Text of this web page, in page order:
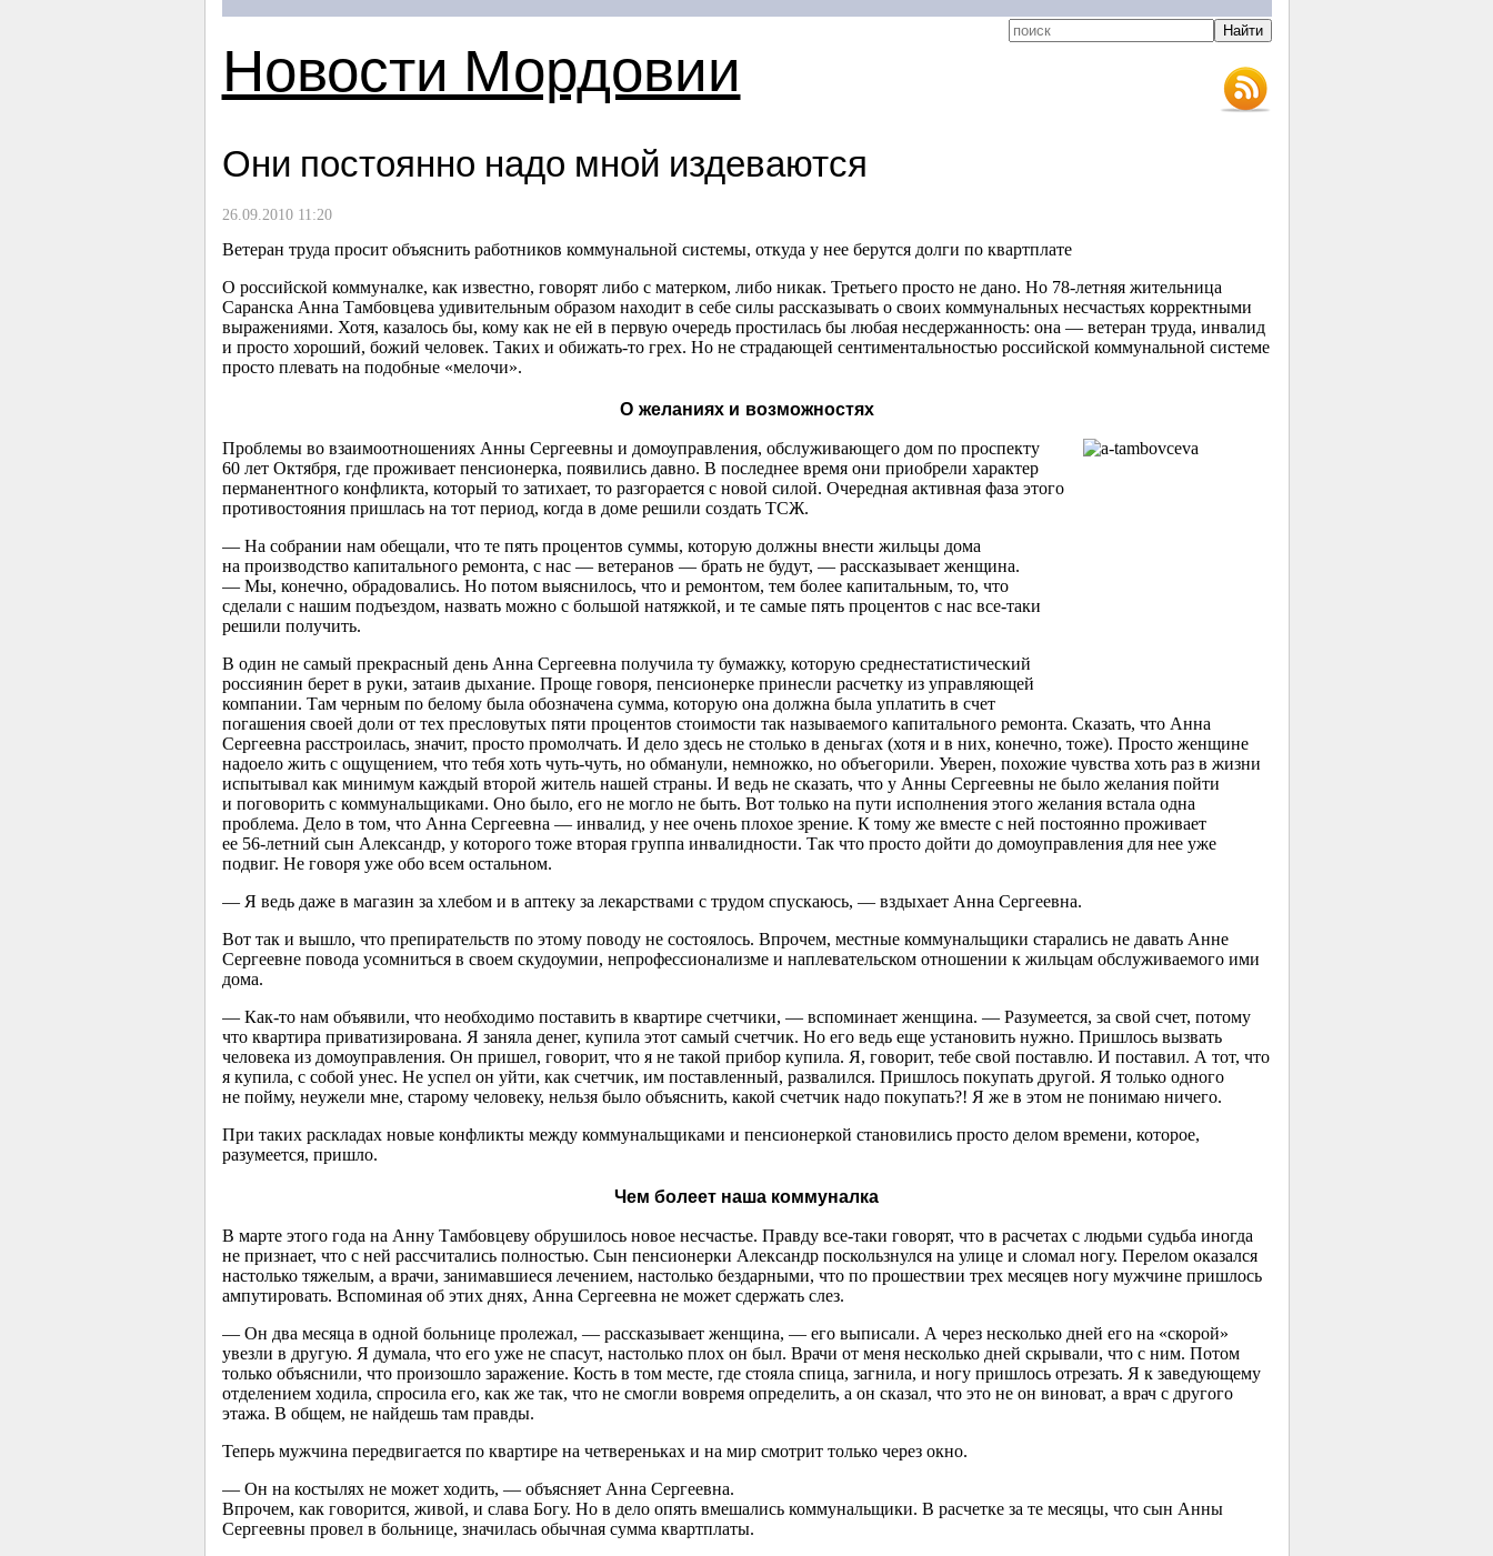
Новости Мордовии
Они постоянно надо мной издеваются
26.09.2010 11:20
Ветеран труда просит объяснить работников коммунальной системы, откуда у нее берутся долги по квартплате
О российской коммуналке, как известно, говорят либо с матерком, либо никак. Третьего просто не дано. Но 78-летняяжительница
Саранска Анна Тамбовцева удивительным образом находит в себе силы рассказывать о своих коммунальных несчастьях корректными
выражениями. Хотя, казалось бы, кому как не ей в первую очередь простилась бы любая несдержанность: она — ветеран труда, инвалид
и просто хороший, божий человек. Таких и обижать-то грех. Но не страдающей сентиментальностью российской коммунальной системе
просто плевать на подобные «мелочи».
О желаниях и возможностях
Проблемы во взаимоотношениях Анны Сергеевны и домоуправления, обслуживающего дом по проспекту
60 лет Октября, где проживает пенсионерка, появились давно. В последнее время они приобрели характер
перманентного конфликта, который то затихает, то разгорается с новой силой. Очередная активная фаза этого
противостояния пришлась на тот период, когда в доме решили создать ТСЖ.
— На собрании нам обещали, что те пять процентов суммы, которую должны внести жильцы дома
на производство капитального ремонта, с нас — ветеранов — брать не будут, — рассказывает женщина.
— Мы, конечно, обрадовались. Но потом выяснилось, что и ремонтом, тем более капитальным, то, что
сделали с нашим подъездом, назвать можно с большой натяжкой, и те самые пять процентов с нас все-таки
решили получить.
В один не самый прекрасный день Анна Сергеевна получила ту бумажку, которую среднестатистический
россиянин берет в руки, затаив дыхание. Проще говоря, пенсионерке принесли расчетку из управляющей
компании. Там черным по белому была обозначена сумма, которую она должна была уплатить в счет
погашения своей доли от тех пресловутых пяти процентов стоимости так называемого капитального ремонта. Сказать, что Анна
Сергеевна расстроилась, значит, просто промолчать. И дело здесь не столько в деньгах (хотя и в них, конечно, тоже). Просто женщине
надоело жить с ощущением, что тебя хоть чуть-чуть, но обманули, немножко, но объегорили. Уверен, похожие чувства хоть раз в жизни
испытывал как минимум каждый второй житель нашей страны. И ведь не сказать, что у Анны Сергеевны не было желания пойти
и поговорить с коммунальщиками. Оно было, его не могло не быть. Вот только на пути исполнения этого желания встала одна
проблема. Дело в том, что Анна Сергеевна — инвалид, у нее очень плохое зрение. К тому же вместе с ней постоянно проживает
ее 56-летний сын Александр, у которого тоже вторая группа инвалидности. Так что просто дойти до домоуправления для нее уже
подвиг. Не говоря уже обо всем остальном.
— Я ведь даже в магазин за хлебом и в аптеку за лекарствами с трудом спускаюсь, — вздыхает Анна Сергеевна.
Вот так и вышло, что препирательств по этому поводу не состоялось. Впрочем, местные коммунальщики старались не давать Анне
Сергеевне повода усомниться в своем скудоумии, непрофессионализме и наплевательском отношении к жильцам обслуживаемого ими
дома.
— Как-то нам объявили, что необходимо поставить в квартире счетчики, — вспоминает женщина. — Разумеется, за свой счет, потому
что квартира приватизирована. Я заняла денег, купила этот самый счетчик. Но его ведь еще установить нужно. Пришлось вызвать
человека из домоуправления. Он пришел, говорит, что я не такой прибор купила. Я, говорит, тебе свой поставлю. И поставил. А тот, что
я купила, с собой унес. Не успел он уйти, как счетчик, им поставленный, развалился. Пришлось покупать другой. Я только одного
не пойму, неужели мне, старому человеку, нельзя было объяснить, какой счетчик надо покупать?! Я же в этом не понимаю ничего.
При таких раскладах новые конфликты между коммунальщиками и пенсионеркой становились просто делом времени, которое,
разумеется, пришло.
Чем болеет наша коммуналка
В марте этого года на Анну Тамбовцеву обрушилось новое несчастье. Правду все-таки говорят, что в расчетах с людьми судьба иногда
не признает, что с ней рассчитались полностью. Сын пенсионерки Александр поскользнулся на улице и сломал ногу. Перелом оказался
настолько тяжелым, а врачи, занимавшиеся лечением, настолько бездарными, что по прошествии трех месяцев ногу мужчине пришлось
ампутировать. Вспоминая об этих днях, Анна Сергеевна не может сдержать слез.
— Он два месяца в одной больнице пролежал, — рассказывает женщина, — его выписали. А через несколько дней его на «скорой»
увезли в другую. Я думала, что его уже не спасут, настолько плох он был. Врачи от меня несколько дней скрывали, что с ним. Потом
только объяснили, что произошло заражение. Кость в том месте, где стояла спица, загнила, и ногу пришлось отрезать. Я к заведующему
отделением ходила, спросила его, как же так, что не смогли вовремя определить, а он сказал, что это не он виноват, а врач с другого
этажа. В общем, не найдешь там правды.
Теперь мужчина передвигается по квартире на четвереньках и на мир смотрит только через окно.
— Он на костылях не может ходить, — объясняет Анна Сергеевна.
Впрочем, как говорится, живой, и слава Богу. Но в дело опять вмешались коммунальщики. В расчетке за те месяцы, что сын Анны
Сергеевны провел в больнице, значилась обычная сумма квартплаты.